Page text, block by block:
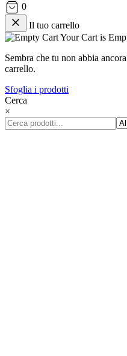
0
Il tuo carrello
Your Cart is
Sembra che tu non abbia
carrello.
Sfoglia i prodotti
Cerca
×